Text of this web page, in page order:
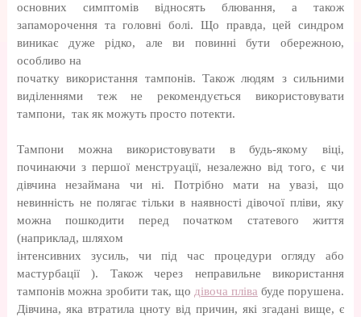
основних симптомів відносять блювання, а також
запаморочення та головні болі. Що правда, цей синдром
виникає дуже рідко, але ви повинні бути обережною,
особливо на
початку використання тампонів. Також людям з сильними
виділеннями теж не рекомендується використовувати
тампони, так як можуть просто потекти.
Тампони можна використовувати в будь-якому віці,
починаючи з першої менструації, незалежно від того, є чи
дівчина незаймана чи ні. Потрібно мати на увазі, що
невинність не полягає тільки в наявності дівочої пліви, яку
можна пошкодити перед початком статевого життя
(наприклад, шляхом
інтенсивних зусиль, чи під час процедури огляду або
мастурбації ). Також через неправильне використання
тампонів можна зробити так, що дівоча пліва буде порушена.
Дівчина, яка втратила цноту від причин, які згадані вище, є